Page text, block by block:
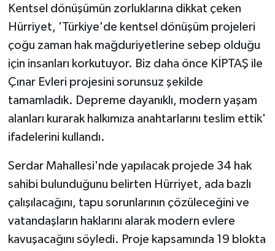
Kentsel dönüşümün zorluklarına dikkat çeken
Hürriyet, 'Türkiye'de kentsel dönüşüm projeleri
çoğu zaman hak mağduriyetlerine sebep olduğu
için insanları korkutuyor. Biz daha önce KİPTAŞ ile
Çınar Evleri projesini sorunsuz şekilde
tamamladık. Depreme dayanıklı, modern yaşam
alanları kurarak halkımıza anahtarlarını teslim ettik'
ifadelerini kullandı.
Serdar Mahallesi'nde yapılacak projede 34 hak
sahibi bulunduğunu belirten Hürriyet, ada bazlı
çalışılacağını, tapu sorunlarının çözüleceğini ve
vatandaşların haklarını alarak modern evlere
kavuşacağını söyledi. Proje kapsamında 19 blokta